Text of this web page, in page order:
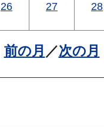
26 27 28
前の月 ／次の月